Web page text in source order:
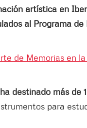
artística en
al Programa
de Memorias en
destinado más de
para